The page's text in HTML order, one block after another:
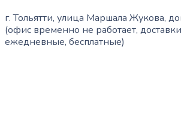
г. Тольятти, улица Маршала Жукова,
(офис временно не работает,
ежедневные, бесплатные)